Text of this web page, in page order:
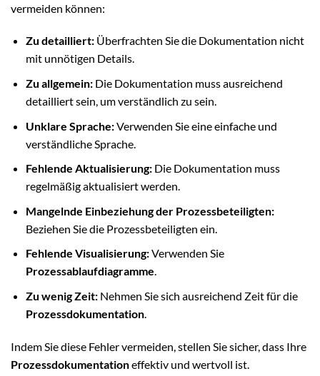
vermeiden können:
Zu detailliert:Überfrachten Sie die Dokumentation nicht
mit unnötigen Details.
Zu allgemein:Die Dokumentation muss ausreichend
detailliert sein, um verständlich zu sein.
Unklare Sprache:Verwenden Sie eine einfache und
verständliche Sprache.
Fehlende Aktualisierung:Die Dokumentation muss
regelmäßig aktualisiert werden.
Mangelnde Einbeziehung der Prozessbeteiligten:
Beziehen Sie die Prozessbeteiligten ein.
Fehlende Visualisierung:Verwenden Sie
Prozessablaufdiagramme.
Zu wenig Zeit:Nehmen Sie sich ausreichend Zeit für die
Prozessdokumentation.
Indem Sie diese Fehler vermeiden, stellen Sie sicher, dass Ihre
Prozessdokumentationeffektiv und wertvoll ist.